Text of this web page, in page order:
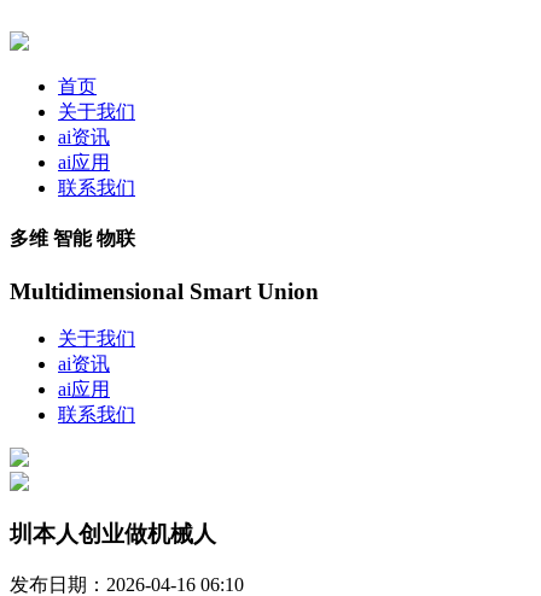
首页
关于我们
ai资讯
ai应用
联系我们
多维 智能 物联
Multidimensional Smart Union
关于我们
ai资讯
ai应用
联系我们
圳本人创业做机械人
发布日期：2026-04-16 06:10